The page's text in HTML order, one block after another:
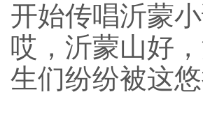
开始传唱沂蒙
哎，沂蒙山好
生们纷纷被这